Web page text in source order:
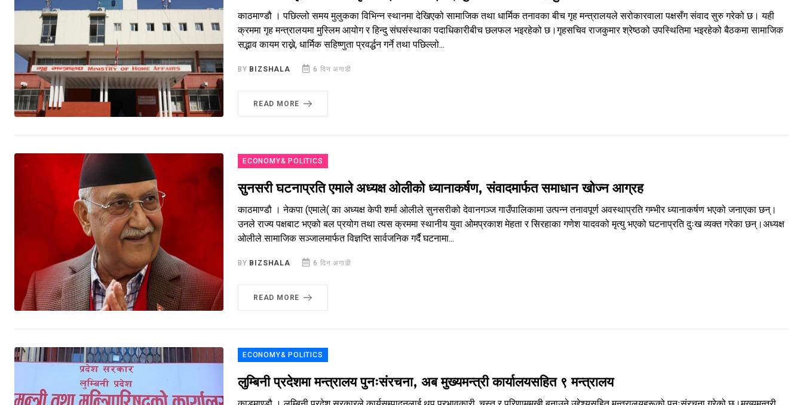
काठमाण्डौ । पछिल्लो समय मुलुकका विभिन्न स्थानमा देखिएको सामाजिक तथा धार्मिक तनावका बीच गृह मन्त्रालयले सरोकारवाला पक्षसँग संवाद सुरु गरेको छ। यही
क्रममा गृह मन्त्रालयमा मुस्लिम आयोग र हिन्दु संघसंस्थाका पदाधिकारीबीच छलफल भइरहेको छ।गृहसचिव राजकुमार श्रेष्ठको उपस्थितिमा भइरहेको बैठकमा सामाजिक
सद्भाव कायम राख्ने, धार्मिक सहिष्णुता प्रवर्द्धन गर्ने तथा पछिल्लो...
BY BIZSHALA 6 दिन अगाडी
READ MORE
ECONOMY& POLITICS
सुनसरी घटनाप्रति एमाले अध्यक्ष ओलीको ध्यानाकर्षण, संवादमार्फत समाधान खोज्न आग्रह
काठमाण्डौ । नेकपा (एमाले( का अध्यक्ष केपी शर्मा ओलीले सुनसरीको देवानगञ्ज गाउँपालिकामा उत्पन्न तनावपूर्ण अवस्थाप्रति गम्भीर ध्यानाकर्षण भएको जनाएका छन्।
उनले राज्य पक्षबाट भएको बल प्रयोग तथा त्यस क्रममा स्थानीय युवा ओमप्रकाश मेहता र सिरहाका गणेश यादवको मृत्यु भएको घटनाप्रति दुःख व्यक्त गरेका छन्।अध्यक्ष
ओलीले सामाजिक सञ्जालमार्फत विज्ञप्ति सार्वजनिक गर्दै घटनामा...
BY BIZSHALA 6 दिन अगाडी
READ MORE
ECONOMY& POLITICS
लुम्बिनी प्रदेशमा मन्त्रालय पुनःसंरचना, अब मुख्यमन्त्री कार्यालयसहित ९ मन्त्रालय